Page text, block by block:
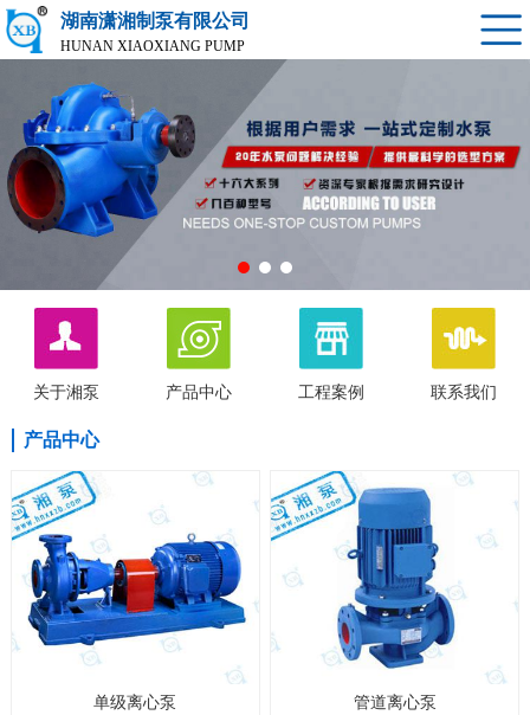
湖南潇湘制泵有限公司
HUNAN XIAOXIANG PUMP
关于湘泵 产品中心 工程案例 联系我们
产品中心
单级离心泵 管道离心泵